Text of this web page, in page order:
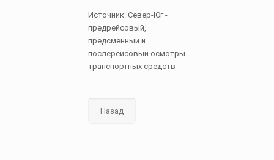
Источник: Север-Юг -
предрейсовый,
предсменный и
послерейсовый осмотры
транспортных средств
Назад